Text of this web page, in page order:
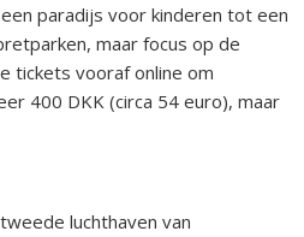
paradijs voor kinderen tot een
maar focus op de
tickets vooraf online om
400 DKK (circa 54 euro), maar
luchthaven van